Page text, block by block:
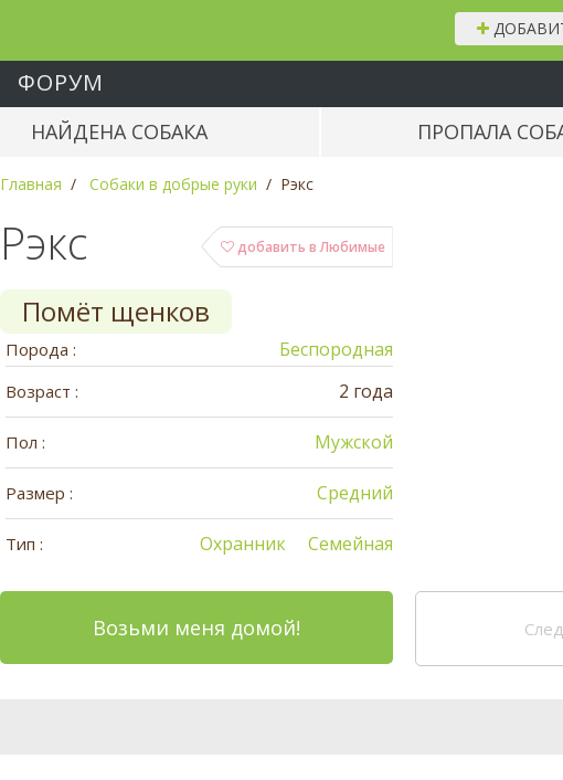
ФОРУМ
НАЙДЕНА СОБАКА ПРОПАЛА
Главная Собаки в добрые руки Рэкс
добавить в Любимые
Рэкс
Помёт щенков
Порода : Беспородная
Возраст : 2 года
Пол : Мужской
Размер : Средний
Тип : Семейная
Охранник
Возьми меня домой!